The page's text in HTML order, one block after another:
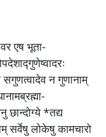
एष भूता-
न गुणानाम्
छान्दोग्ये *तद्य
सर्वेषु लोकेषु कामचारो